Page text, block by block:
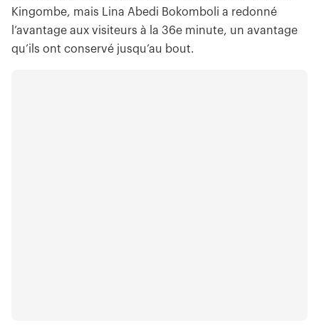
Kingombe, mais Lina Abedi Bokomboli a redonné
l’avantage aux visiteurs à la 36e minute, un avantage
qu’ils ont conservé jusqu’au bout.